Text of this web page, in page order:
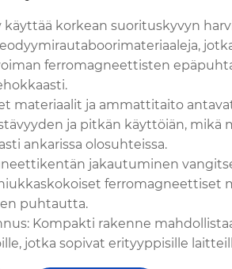
käyttää korkean suorituskyvyn
ferromagneettisten
materiaalit ja ammattitaito
ja pitkän käyttöiän, mikä
ankarissa olosuhteissa.
jakautuminen
ferromagneettiset
puhtautta.
Kompakti rakenne
jotka sopivat erityyppisille